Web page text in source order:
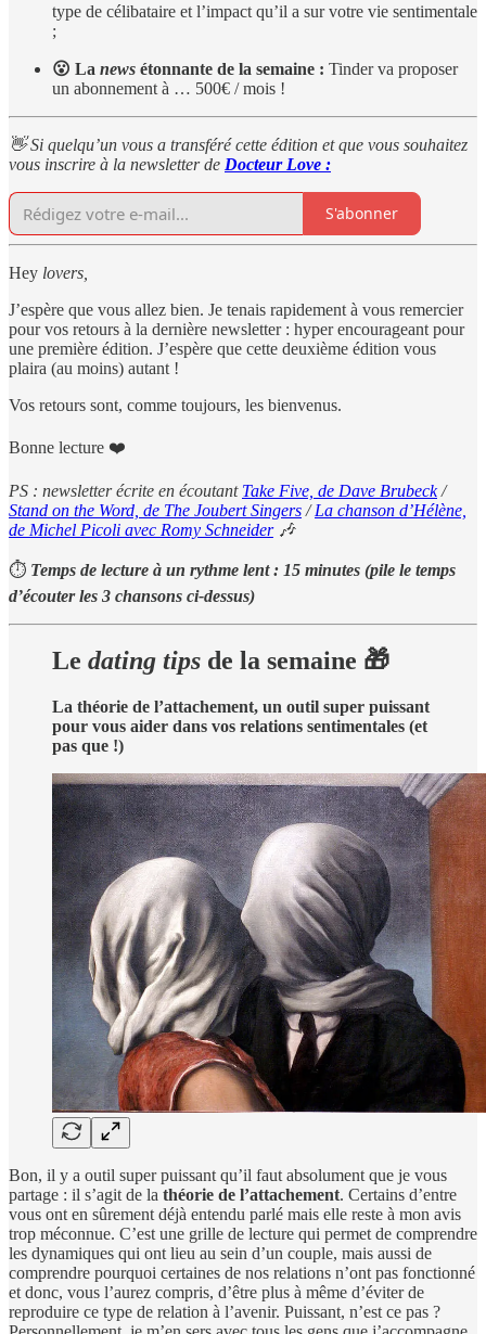
type de célibataire et l’impact qu’il a sur votre vie sentimentale
;
😮 La news étonnante de la semaine : Tinder va proposer
un abonnement à … 500€ / mois !
👋 Si quelqu’un vous a transféré cette édition et que vous souhaitez
vous inscrire à la newsletter de Docteur Love :
S'abonner
Hey lovers,
J’espère que vous allez bien. Je tenais rapidement à vous remercier
pour vos retours à la dernière newsletter : hyper encourageant pour
une première édition. J’espère que cette deuxième édition vous
plaira (au moins) autant !
Vos retours sont, comme toujours, les bienvenus.
Bonne lecture ❤️
PS : newsletter écrite en écoutant Take Five, de Dave Brubeck/
Stand on the Word, de The Joubert Singers /La chanson d’Hélène,
de Michel Picoli avec Romy Schneider🎶
⏱ Temps de lecture à un rythme lent : 15 minutes (pile le temps
d’écouter les 3 chansons ci-dessus)
Le dating tips de la semaine 🎁
La théorie de l’attachement, un outil super puissant
pour vous aider dans vos relations sentimentales (et
pas que !)
Bon, il y a outil super puissant qu’il faut absolument que je vous
partage : il s’agit de la théorie de l’attachement. Certains d’entre
vous ont en sûrement déjà entendu parlé mais elle reste à mon avis
trop méconnue. C’est une grille de lecture qui permet de comprendre
les dynamiques qui ont lieu au sein d’un couple, mais aussi de
comprendre pourquoi certaines de nos relations n’ont pas fonctionné
et donc, vous l’aurez compris, d’être plus à même d’éviter de
reproduire ce type de relation à l’avenir. Puissant, n’est ce pas ?